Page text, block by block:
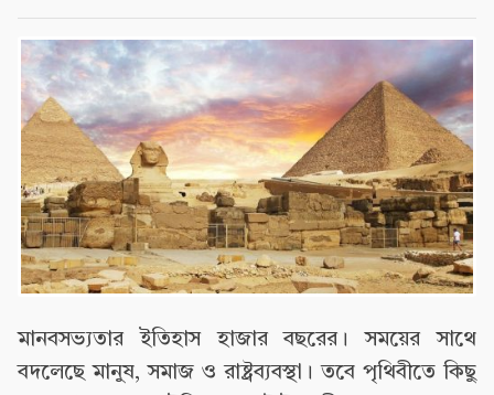
মানবসভ্যতার ইতিহাস হাজার বছরের। সময়ের সাথে
বদলেছে মানুষ, সমাজ ও রাষ্ট্রব্যবস্থা। তবে পৃথিবীতে কিছু